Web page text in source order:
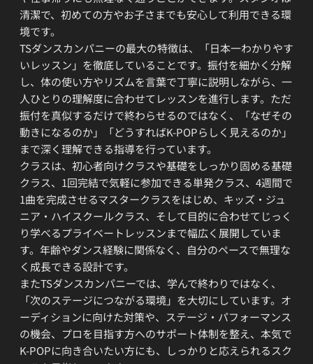
清潔で、初めての方やお子さまでも安心して利用できる環
境です。
TSダンスカンパニーの最大の特徴は、「日本一わかりやす
いレッスン」を徹底していることです。振付を細かく分解
し、体の使い方やリズムを言葉で丁寧に説明しながら、一
人ひとりの理解度に合わせてレッスンを進行します。ただ
振付を真似するだけで終わらせるのではなく、「なぜその
動きになるのか」「どうすればK-POPらしく見えるのか」
まで深く理解できる指導を行っています。
クラスは、初心者向けクラスや基礎をしっかり固める基礎
クラス、1回完結で気軽に参加できる単発クラス、4週間で
1曲を完成させるマスタークラスをはじめ、キッズ・ジュ
ニア・ハイスクールクラス、そして目的に合わせてじっく
り学べるプライベートレッスンまで幅広く展開していま
す。年齢やダンス経験に関係なく、自分のペースで無理な
く成長できる設計です。
またTSダンスカンパニーでは、学んで終わりではなく、
「次のステージにつながる環境」を大切にしています。オ
ーディションに向けた対策や、ステージ・パフォーマンス
の機会、プロを目指す方へのサポート体制を整え、本気で
K-POPに向き合いたい方にも、しっかりと応えられるスク